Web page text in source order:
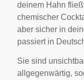
deinem Hahn
chemischer
aber sicher in
passiert in
Sie sind
allgegenwärtig,